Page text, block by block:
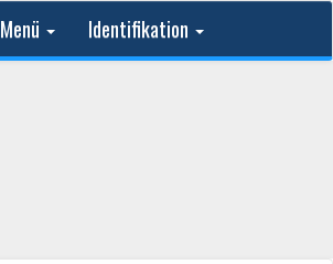
Menü Identifikation